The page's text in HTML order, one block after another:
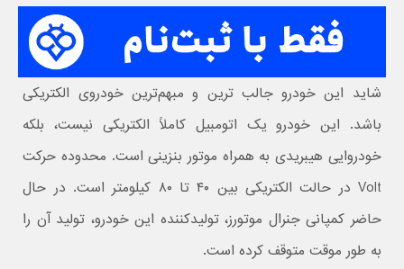
شاید این خودرو جالب ترین و مبهم‌ترین خودروی الکتریکی
باشد. این خودرو یک اتومبیل کاملاً الکتریکی نیست، بلکه
خودروایی هیبریدی به همراه موتور بنزینی است. محدوده حرکت
Volt در حالت الکتریکی بین ۴۰ تا ۸۰ کیلومتر است. در حال
حاضر کمپانی جنرال موتورز، تولیدکننده این خودرو، تولید آن را
به طور موقت متوقف کرده است.